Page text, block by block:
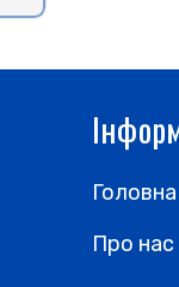
Головна
Про нас